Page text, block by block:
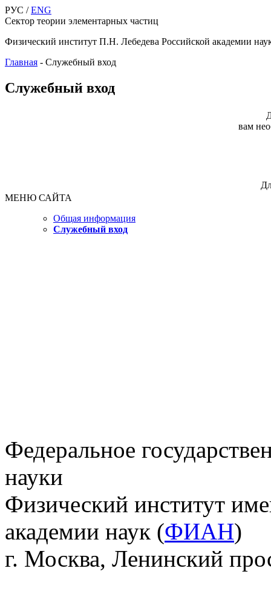
РУС /ENG
Сектор теории элементарных частиц
Физический институт П.Н. Лебедева Российской академии
Главная - Служебный вход
Служебный вход
вам
МЕНЮ САЙТА
Общая информация
Служебный вход
Федеральное
науки
Физический институт
академии наук (ФИАН)
г. Москва, Ленинский